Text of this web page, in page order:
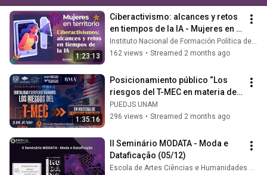
1:23:13
Ciberactivismo: alcances y retos
en tiempos de la IA - Mujeres en
territorio
Instituto Nacional de Formación Política de morena
162 views • Streamed 2 months ago
1:35:16
Posicionamiento público “Los
riesgos del T-MEC en materia de
servicios digitales”.
PUEDJS UNAM
296 views • Streamed 2 months ago
II Seminário MODATA - Moda e
Dataficação (05/12)
Escola de Artes Ciências e Humanidades da USP